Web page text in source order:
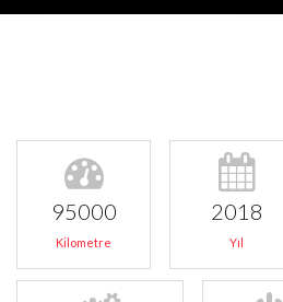
95000
Kilometre
2018
Yıl